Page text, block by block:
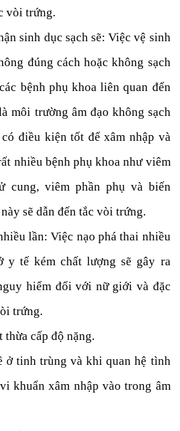
vòi trứng.
sinh dục sạch sẽ: Việc vệ sinh
đúng cách hoặc không sạch
bệnh phụ khoa liên quan đến
môi trường âm đạo không sạch
điều kiện tốt để xâm nhập và
nhiều bệnh phụ khoa như viêm
cung, viêm phần phụ và biến
sẽ dẫn đến tắc vòi trứng.
lần: Việc nạo phá thai nhiều
y tế kém chất lượng sẽ gây ra
hiểm đối với nữ giới và đặc
trứng.
cấp độ nặng.
ở tinh trùng và khi quan hệ tình
khuẩn xâm nhập vào trong âm